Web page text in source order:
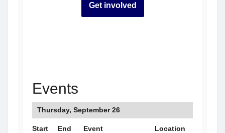
Get involved
Events
Thursday, September 26
Start End Event Location